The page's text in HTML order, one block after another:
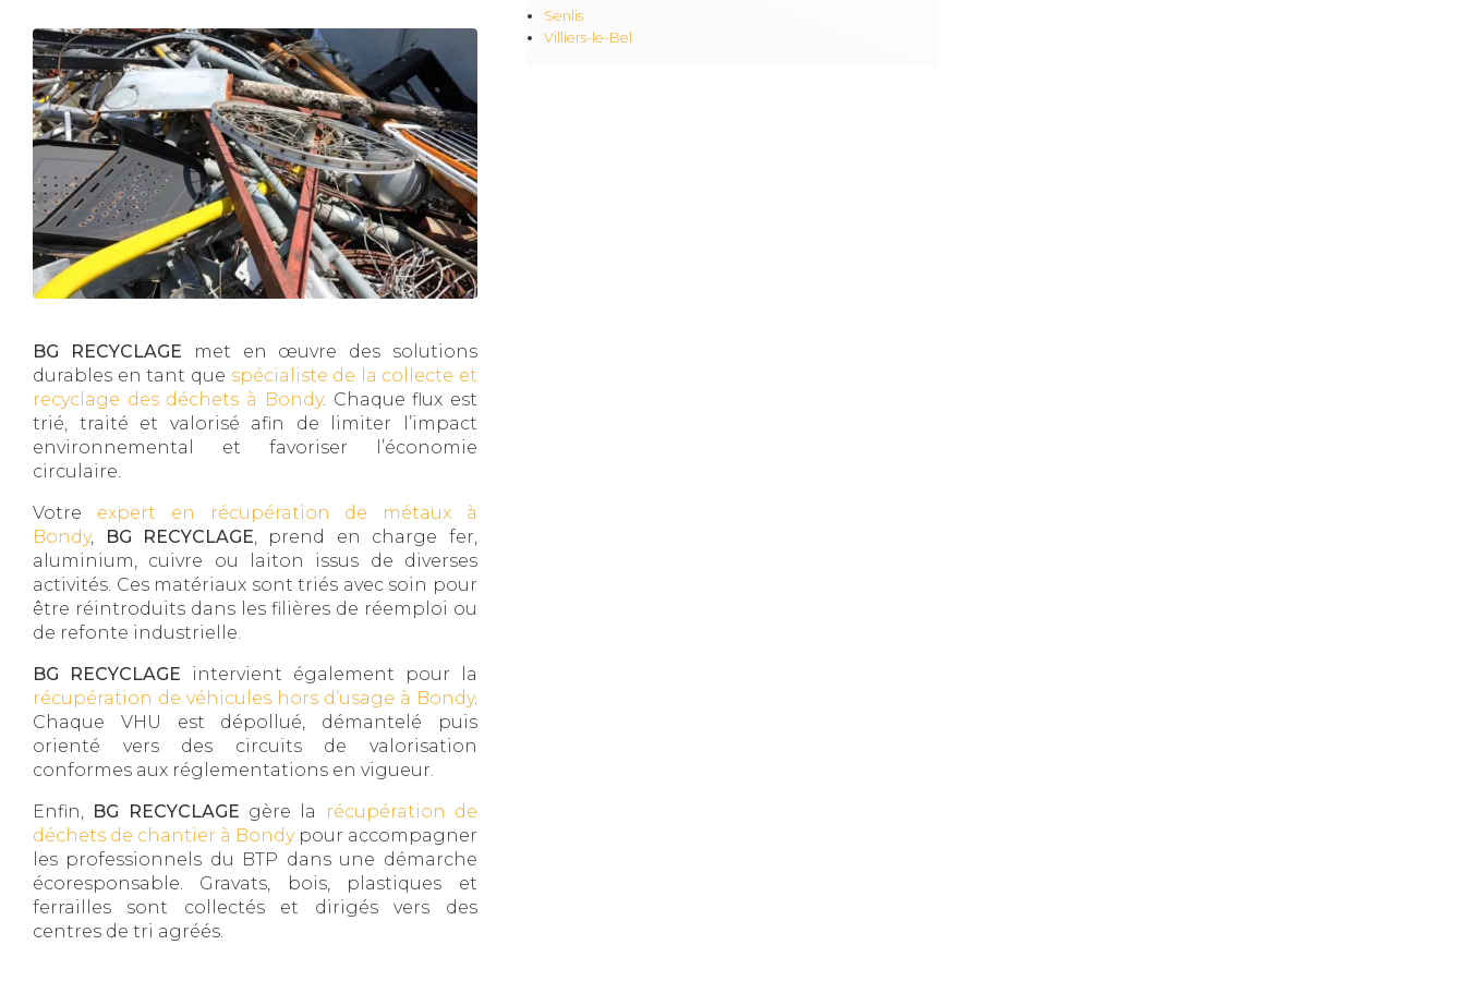
BG RECYCLAGE met en œuvre des solutions
durables en tant que spécialiste de la collecte et
recyclage des déchets à Bondy. Chaque flux est
trié, traité et valorisé afin de limiter l’impact
environnemental et favoriser l’économie
circulaire.
Votre expert en récupération de métaux à
Bondy, BG RECYCLAGE, prend en charge fer,
aluminium, cuivre ou laiton issus de diverses
activités. Ces matériaux sont triés avec soin pour
être réintroduits dans les filières de réemploi ou
de refonte industrielle.
BG RECYCLAGE intervient également pour la
récupération de véhicules hors d’usage à Bondy.
Chaque VHU est dépollué, démantelé puis
orienté vers des circuits de valorisation
conformes aux réglementations en vigueur.
Enfin, BG RECYCLAGE gère la
récupération de
déchets de chantier à Bondypour accompagner
les professionnels du BTP dans une démarche
écoresponsable. Gravats, bois, plastiques et
ferrailles sont collectés et dirigés vers des
centres de tri agréés.
Senlis
Villiers-le-Bel